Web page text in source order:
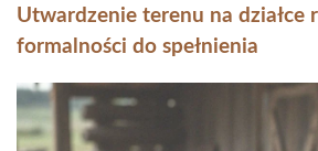
Utwardzenie terenu na działce
formalności do spełnienia